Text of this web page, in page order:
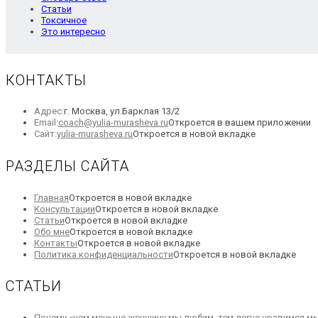
Статьи
Токсичное
Это интересно
КОНТАКТЫ
Адрес:г. Москва, ул.Барклая 13/2
Email:coach@yulia-murasheva.ruОткроется в вашем приложении
Сайт:yulia-murasheva.ruОткроется в новой вкладке
РАЗДЕЛЫ САЙТА
ГлавнаяОткроется в новой вкладке
КонсультацииОткроется в новой вкладке
СтатьиОткроется в новой вкладке
Обо мнеОткроется в новой вкладке
КонтактыОткроется в новой вкладке
Политика конфиденциальностиОткроется в новой вкладке
СТАТЬИ